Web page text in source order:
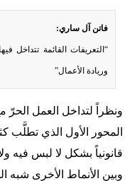
فاتن آل ساري:
“التعريفات القائمة تتداخل
وريادة الأعمال”
ونظراً لتداخل العمل الحرّ
المحور الأول الذي تطلَّب
قانونياً بشكل لا لبس فيه
وبين الأنماط الأخرى شبه